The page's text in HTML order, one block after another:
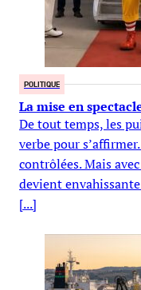
POLITIQUE
La mise en
De tout temps, les
verbe pour
contrôlées. Mais
devient
[...]